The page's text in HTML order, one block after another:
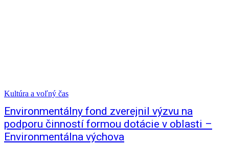
Kultúra a voľný čas
Environmentálny fond zverejnil výzvu na
podporu činností formou dotácie v oblasti –
Environmentálna výchova